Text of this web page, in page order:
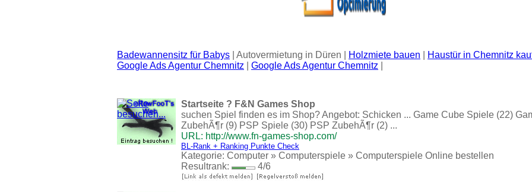
Badewannensitz für Babys | Autovermietung in Düren | Holzmiete bauen Haustür in Chemnitz
Google Ads Agentur Chemnitz
Google Ads Agentur Chemnitz
Startseite ? F&N Games Shop
suchen Spiel finden es im Shop? Angebot: Schicken ... Game Cube Spiele (22)
ZubehÃ¶r (9) PSP Spiele (30) PSP ZubehÃ¶r (2) ...
URL: http://www.fn-games-shop.com/
BL-Rank + Ranking Punkte Check
Kategorie: Computer » Computerspiele » Computerspiele Online bestellen
Resultrank:
4/6